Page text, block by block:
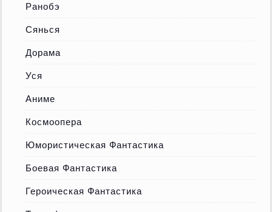
Ранобэ
Сянься
Дорама
Уся
Аниме
Космоопера
Юмористическая Фантастика
Боевая Фантастика
Героическая Фантастика